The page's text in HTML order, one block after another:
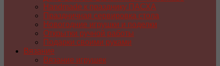
Handmade к празднику ПАСХA
Праздничная сервировка стола
Новогодние игрушки и поделки
Открытки ручной работы
Подарки своими руками
Вязание
Вязание игрушек